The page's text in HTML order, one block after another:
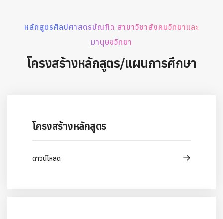
หลักสูตรศิลปศาสตรบัณฑิต สาขาวิชาสังคมวิทยาและ
มานุษยวิทยา
โครงสร้างหลักสูตร/แผนการศึกษา
โครงสร้างหลักสูตร
ดาวน์โหลด